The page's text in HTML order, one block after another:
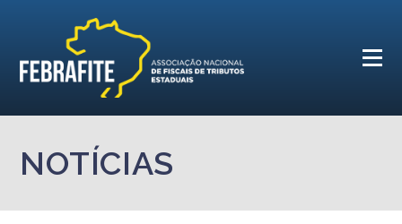
NOTÍCIAS